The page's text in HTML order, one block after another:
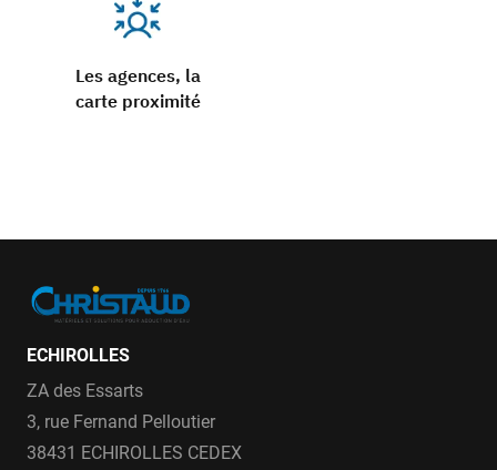
Les agences, la
carte proximité
ECHIROLLES
ZA des Essarts
3, rue Fernand Pelloutier
38431 ECHIROLLES CEDEX